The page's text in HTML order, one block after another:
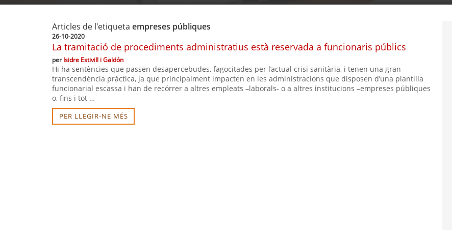
Articles de l'etiqueta empreses públiques
26-10-2020
La tramitació de procediments administratius està reservada a funcionaris públics
perIsidre Estivill i Galdón
Hi ha sentències que passen desapercebudes, fagocitades per l’actual crisi sanitària, i tenen una gran
transcendència pràctica, ja que principalment impacten en les administracions que disposen d’una plantilla
funcionarial escassa i han de recórrer a altres empleats –laborals- o a altres institucions –empreses públiques
o, fins i tot …
PER LLEGIR-NE MÉS